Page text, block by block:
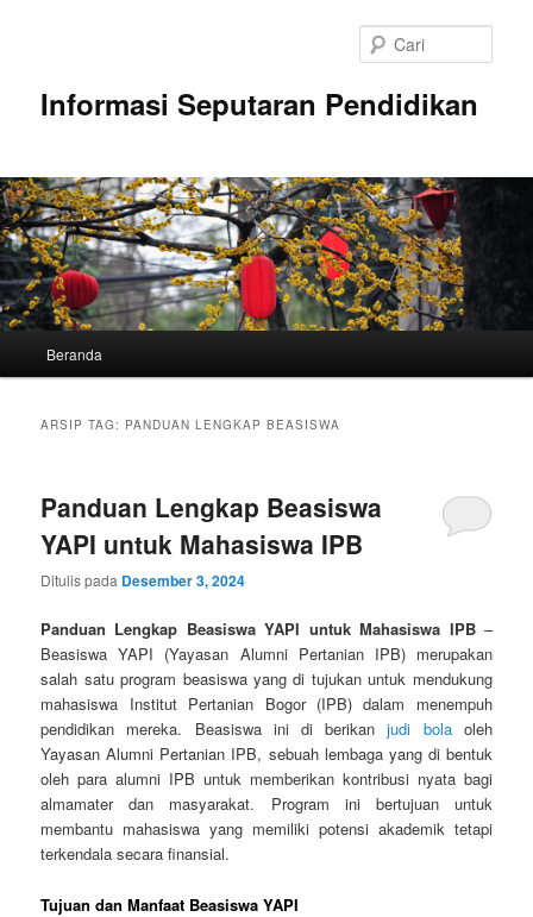
Informasi Seputaran Pendidikan
Beranda
ARSIP TAG: PANDUAN LENGKAP BEASISWA
Panduan Lengkap Beasiswa
YAPI untuk Mahasiswa IPB
Ditulis pada Desember 3, 2024
Panduan Lengkap Beasiswa YAPI untuk Mahasiswa IPB–
Beasiswa YAPI (Yayasan Alumni Pertanian IPB) merupakan
salah satu program beasiswa yang di tujukan untuk mendukung
mahasiswa Institut Pertanian Bogor (IPB) dalam menempuh
pendidikan mereka. Beasiswa ini di berikanjudi bolaoleh
Yayasan Alumni Pertanian IPB, sebuah lembaga yang di bentuk
oleh para alumni IPB untuk memberikan kontribusi nyata bagi
almamater dan masyarakat. Program ini bertujuan untuk
membantu mahasiswa yang memiliki potensi akademik tetapi
terkendala secara finansial.
Tujuan dan Manfaat Beasiswa YAPI